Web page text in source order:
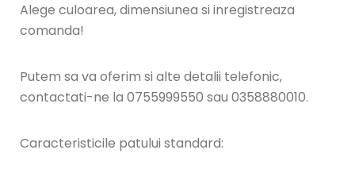
Alege culoarea, dimensiunea si inregistreaza
comanda!
Putem sa va oferim si alte detalii telefonic,
contactati-ne la 0755999550 sau 0358880010.
Caracteristicile patului standard: